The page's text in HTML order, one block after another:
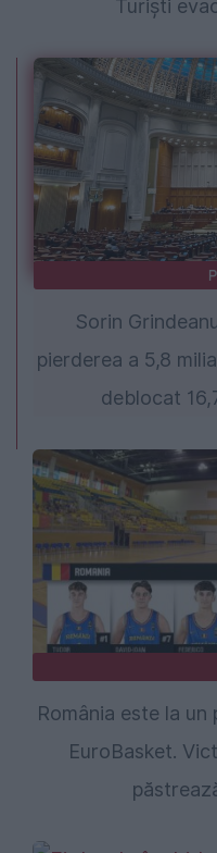
Turiști
Sorin
pierderea a 5,8
deblocat
România este la
EuroBasket.